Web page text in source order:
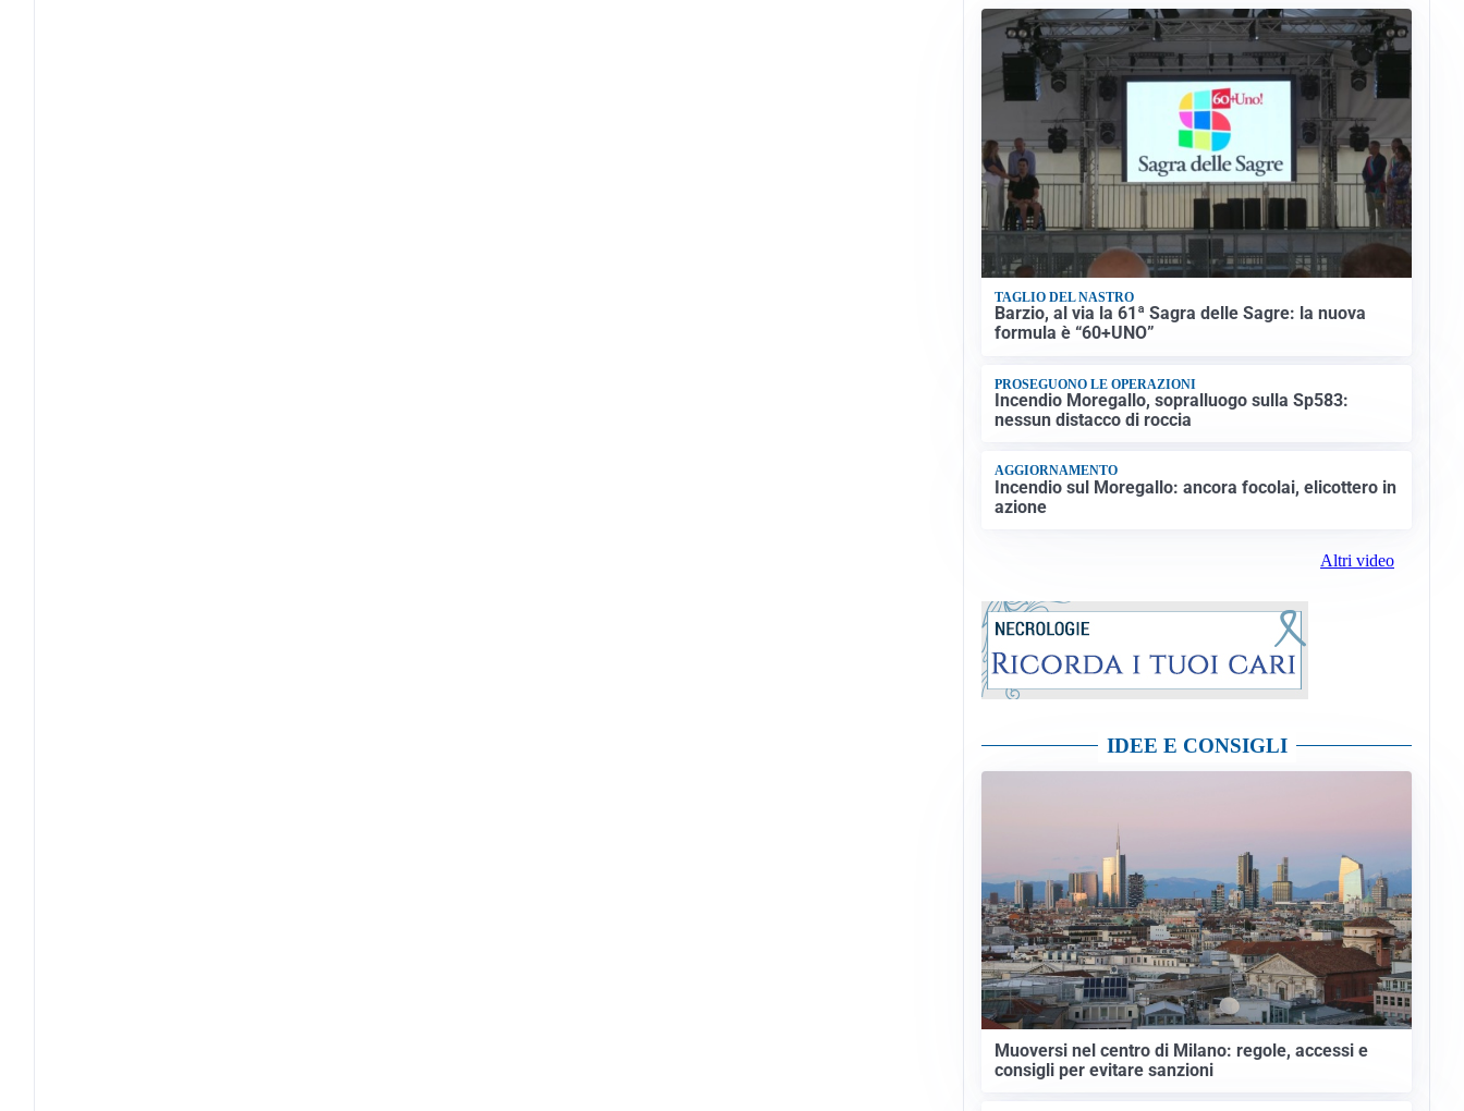
TAGLIO DEL NASTRO
Barzio, al via la 61ª Sagra delle Sagre: la nuova
formula è “60+UNO”
PROSEGUONO LE OPERAZIONI
Incendio Moregallo, sopralluogo sulla Sp583:
nessun distacco di roccia
AGGIORNAMENTO
Incendio sul Moregallo: ancora focolai, elicottero in
azione
Altri video
IDEE E CONSIGLI
Muoversi nel centro di Milano: regole, accessi e
consigli per evitare sanzioni